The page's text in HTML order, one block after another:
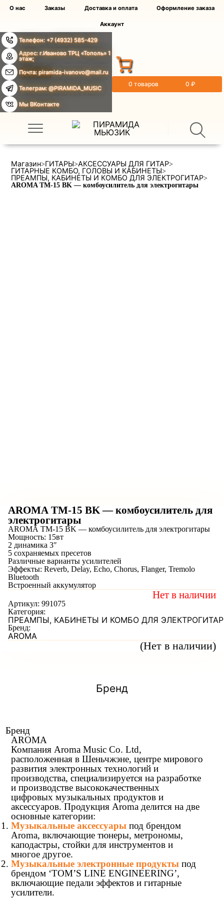
О нас Заказы Доставка и оплата Оформление заказа
Аккаунт
Ежедневно
10:00-21:00
Телефон: +7 (4932) 585-429
Адрес: г.Иваново ТРЦ «Тополь» 1
этаж;
Почта: piramida-ivanovo@mail.ru
Телеграм: @PIRAMIDA_MUSIC
Мы ВКонтакте
0 товаров 0 ₽
Магазин>ГИТАРЫ>АКСЕССУАРЫ ДЛЯ ГИТАР>
ГИТАРНЫЕ КОМБО, ГОЛОВЫ И КАБИНЕТЫ>
ПРЕАМПЫ, КАБИНЕТЫ И КОМБО ДЛЯ ЭЛЕКТРОГИТАР>
AROMA TM-15 BK — комбоусилитель для электрогитары
AROMA TM-15 BK — комбоусилитель для
электрогитары
(Нет в наличии)
AROMA TM-15 BK — комбоусилитель для электрогитары
Мощность: 15вт
2 динамика 3″
5 сохраняемых пресетов
Различные варианты усилителей
Эффекты: Reverb, Delay, Echo, Chorus, Flanger, Tremolo
Bluetooth
Встроенный аккумулятор
Нет в наличии
Артикул: 991075
Категория:
ПРЕАМПЫ, КАБИНЕТЫ И КОМБО ДЛЯ ЭЛЕКТРОГИТАР
Бренд:
AROMA
Бренд
Бренд
AROMA
Компания Aroma Music Co. Ltd,
расположенная в Шеньчжэне, центре мирового
развития электронных технологий и
производства, специализируется на разработке
и производстве высококачественных
цифровых музыкальных продуктов и
аксессуаров. Продукция Aroma делится на две
основные категории:
Музыкальные аксессуарыпод брендом
Aroma, включающие тюнеры, метрономы,
каподастры, стойки для инструментов и
многое другое.
Музыкальные электронные продуктыпод
брендом ‘TOM’S LINE ENGINEERING’,
включающие педали эффектов и гитарные
усилители.